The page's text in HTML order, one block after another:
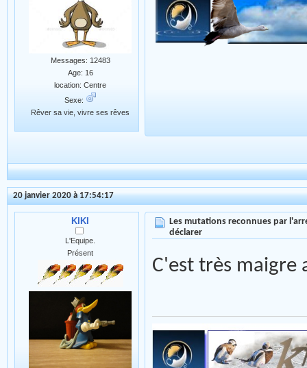
Messages: 12483
Age: 16
location: Centre
Sexe:
Rêver sa vie, vivre ses rêves
20 janvier 2020 à 17:54:17
KIKI
L'Equipe.
Présent
Les mutations reconnues par
déclarer
C'est très maigre